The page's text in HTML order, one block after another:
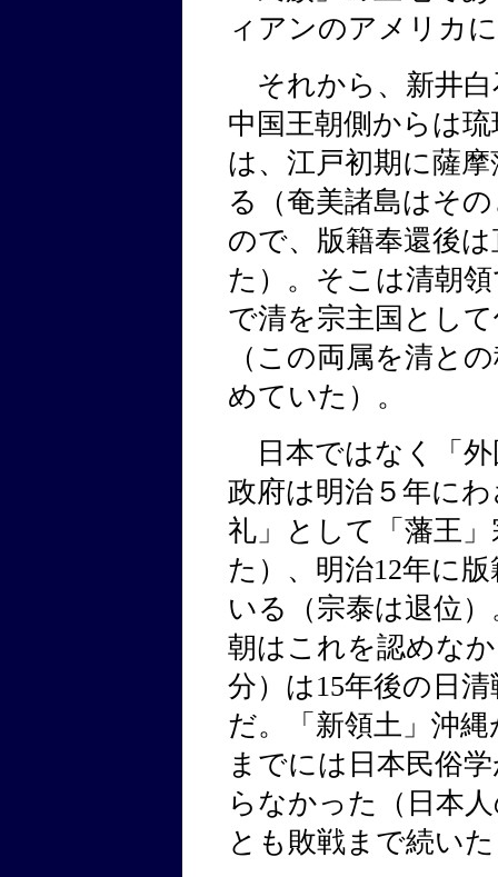
ィアンのアメリカ
それから、新井白
中国王朝側からは
は、江戸初期に薩
る（奄美諸島はそ
ので、版籍奉還後
た）。そこは清朝
で清を宗主国とし
（この両属を清と
めていた）。
日本ではなく「外
政府は明治５年に
礼」として「藩王
た）、明治12年に
いる（宗泰は退位
朝はこれを認めな
分）は15年後の日
だ。「新領土」沖
までには日本民俗
らなかった（日本
とも敗戦まで続い